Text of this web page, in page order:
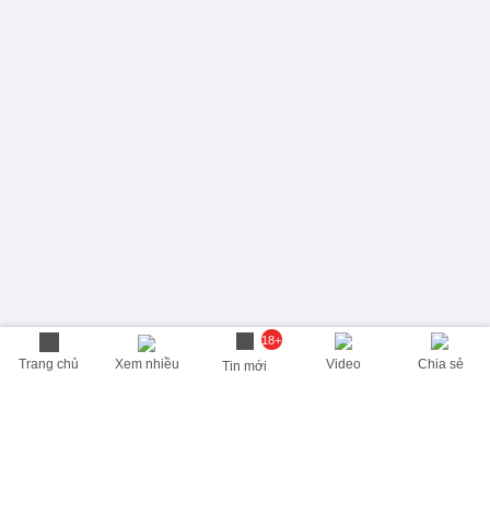
Trang chủ Xem nhiều
18+
Tin mới Video Chia sẻ